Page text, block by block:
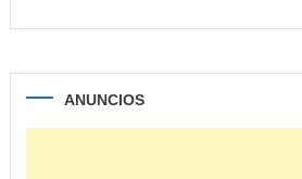
ANUNCIOS